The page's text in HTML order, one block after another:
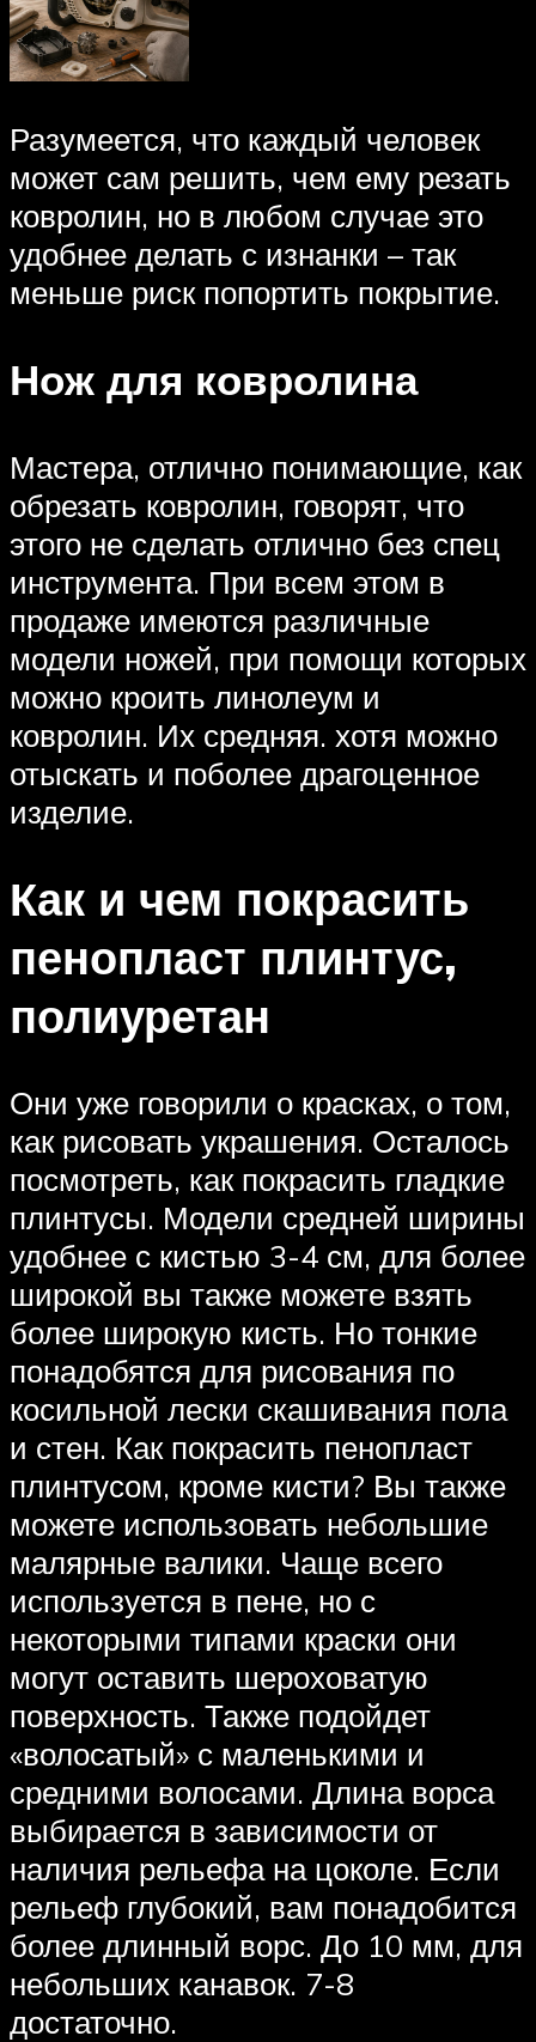
Разумеется, что каждый человек
может сам решить, чем ему резать
ковролин, но в любом случае это
удобнее делать с изнанки – так
меньше риск попортить покрытие.
Нож для ковролина
Мастера, отлично понимающие, как
обрезать ковролин, говорят, что
этого не сделать отлично без спец
инструмента. При всем этом в
продаже имеются различные
модели ножей, при помощи которых
можно кроить линолеум и
ковролин. Их средняя. хотя можно
отыскать и поболее драгоценное
изделие.
Как и чем покрасить
пенопласт плинтус,
полиуретан
Они уже говорили о красках, о том,
как рисовать украшения. Осталось
посмотреть, как покрасить гладкие
плинтусы. Модели средней ширины
удобнее с кистью 3-4 см, для более
широкой вы также можете взять
более широкую кисть. Но тонкие
понадобятся для рисования по
косильной лески скашивания пола
и стен. Как покрасить пенопласт
плинтусом, кроме кисти? Вы также
можете использовать небольшие
малярные валики. Чаще всего
используется в пене, но с
некоторыми типами краски они
могут оставить шероховатую
поверхность. Также подойдет
«волосатый» с маленькими и
средними волосами. Длина ворса
выбирается в зависимости от
наличия рельефа на цоколе. Если
рельеф глубокий, вам понадобится
более длинный ворс. До 10 мм, для
небольших канавок. 7-8
достаточно.